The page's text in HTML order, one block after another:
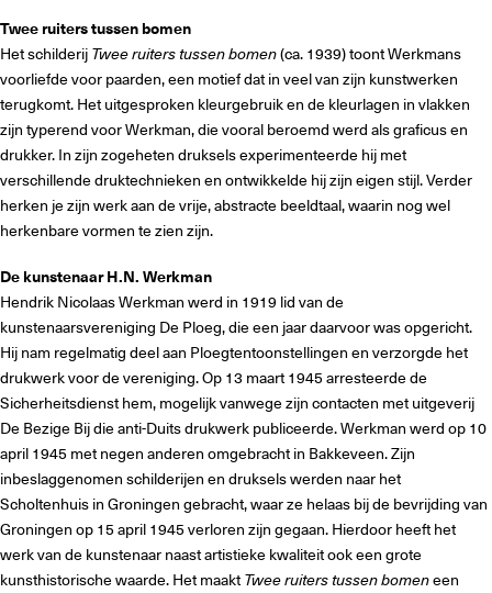
Twee ruiters tussen bomen
Het schilderij Twee ruiters tussen bomen(ca. 1939) toont Werkmans
voorliefde voor paarden, een motief dat in veel van zijn kunstwerken
terugkomt. Het uitgesproken kleurgebruik en de kleurlagen in vlakken
zijn typerend voor Werkman, die vooral beroemd werd als graficus en
drukker. In zijn zogeheten druksels experimenteerde hij met
verschillende druktechnieken en ontwikkelde hij zijn eigen stijl. Verder
herken je zijn werk aan de vrije, abstracte beeldtaal, waarin nog wel
herkenbare vormen te zien zijn.
De kunstenaar H.N. Werkman
Hendrik Nicolaas Werkman werd in 1919 lid van de
kunstenaarsvereniging De Ploeg, die een jaar daarvoor was opgericht.
Hij nam regelmatig deel aan Ploegtentoonstellingen en verzorgde het
drukwerk voor de vereniging. Op 13 maart 1945 arresteerde de
Sicherheitsdienst hem, mogelijk vanwege zijn contacten met uitgeverij
De Bezige Bij die anti-Duits drukwerk publiceerde. Werkman werd op 10
april 1945 met negen anderen omgebracht in Bakkeveen. Zijn
inbeslaggenomen schilderijen en druksels werden naar het
Scholtenhuis in Groningen gebracht, waar ze helaas bij de bevrijding van
Groningen op 15 april 1945 verloren zijn gegaan. Hierdoor heeft het
werk van de kunstenaar naast artistieke kwaliteit ook een grote
kunsthistorische waarde. Het maaktTwee ruiters tussen bomeneen